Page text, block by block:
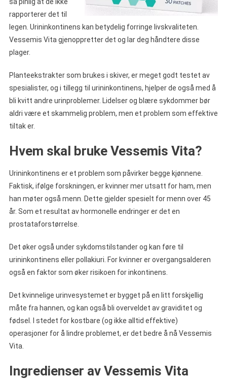
rapporterer det til
legen. Urininkontinens kan betydelig forringe livskvaliteten.
Vessemis Vita gjenoppretter det og lar deg håndtere disse
plager.
Planteekstrakter som brukes i skiver, er meget godt testet av
spesialister, og i tillegg til urininkontinens, hjelper de også med å
bli kvitt andre urinproblemer. Lidelser og blære sykdommer bør
aldri være et skammelig problem, men et problem som effektive
tiltak er.
Hvem skal bruke Vessemis Vita?
Urininkontinens er et problem som påvirker begge kjønnene.
Faktisk, ifølge forskningen, er kvinner mer utsatt for ham, men
han møter også menn. Dette gjelder spesielt for menn over 45
år. Som et resultat av hormonelle endringer er det en
prostataforstørrelse.
Det øker også under sykdomstilstander og kan føre til
urininkontinens eller pollakiuri. For kvinner er overgangsalderen
også en faktor som øker risikoen for inkontinens.
Det kvinnelige urinvesystemet er bygget på en litt forskjellig
måte fra hannen, og kan også bli overveldet av graviditet og
fødsel. I stedet for kostbare (og ikke alltid effektive)
operasjoner for å lindre problemet, er det bedre å nå Vessemis
Vita.
Ingredienser av Vessemis Vita